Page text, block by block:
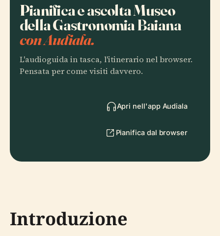
Pianifica e ascolta Museo
della Gastronomia Baiana
con Audiala.
L'audioguida in tasca, l'itinerario nel browser.
Pensata per come visiti davvero.
Apri nell'app Audiala
Pianifica dal browser
Introduzione